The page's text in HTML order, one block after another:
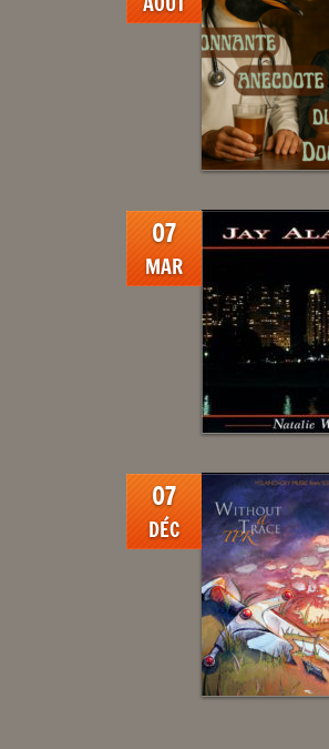
07
MAR
07
DÉC